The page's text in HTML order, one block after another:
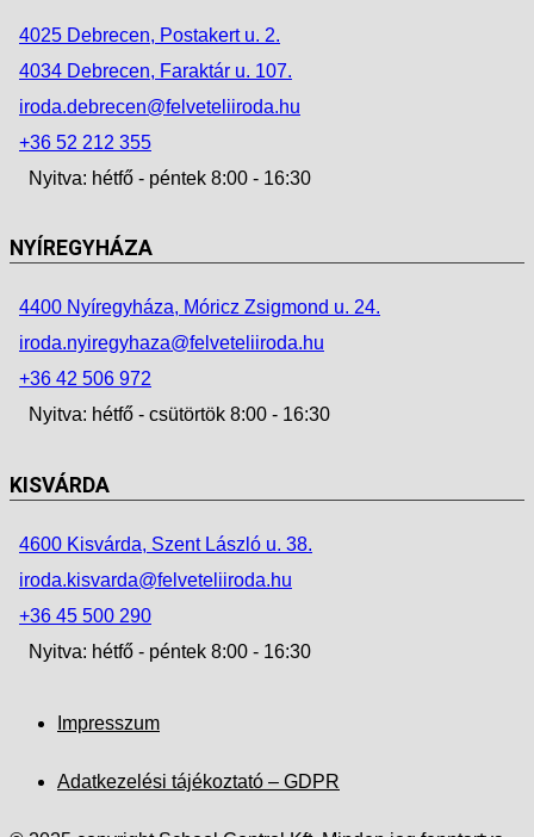
4025 Debrecen, Postakert u. 2.
4034 Debrecen, Faraktár u. 107.
iroda.debrecen@felveteliiroda.hu
+36 52 212 355
Nyitva: hétfő - péntek 8:00 - 16:30
NYÍREGYHÁZA
4400 Nyíregyháza, Móricz Zsigmond u. 24.
iroda.nyiregyhaza@felveteliiroda.hu
+36 42 506 972
Nyitva: hétfő - csütörtök 8:00 - 16:30
KISVÁRDA
4600 Kisvárda, Szent László u. 38.
iroda.kisvarda@felveteliiroda.hu
+36 45 500 290
Nyitva: hétfő - péntek 8:00 - 16:30
Impresszum
Adatkezelési tájékoztató – GDPR